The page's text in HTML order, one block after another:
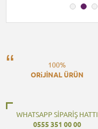
100%
ORiJİNAL ÜRÜN
WHATSAPP SİPARİŞ HATTI
0555 351 00 00